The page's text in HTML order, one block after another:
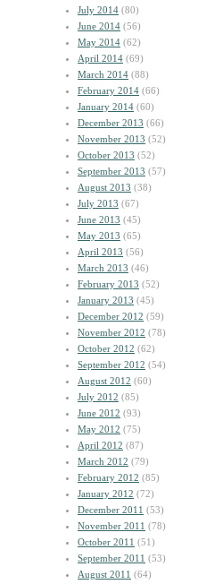
July 2014 (80)
June 2014 (56)
May 2014 (62)
April 2014 (69)
March 2014 (88)
February 2014 (66)
January 2014 (60)
December 2013 (66)
November 2013 (52)
October 2013 (52)
September 2013 (57)
August 2013 (38)
July 2013 (67)
June 2013 (45)
May 2013 (65)
April 2013 (56)
March 2013 (46)
February 2013 (52)
January 2013 (45)
December 2012 (59)
November 2012 (78)
October 2012 (62)
September 2012 (54)
August 2012 (60)
July 2012 (85)
June 2012 (93)
May 2012 (75)
April 2012 (87)
March 2012 (79)
February 2012 (85)
January 2012 (72)
December 2011 (53)
November 2011 (78)
October 2011 (51)
September 2011 (53)
August 2011 (64)